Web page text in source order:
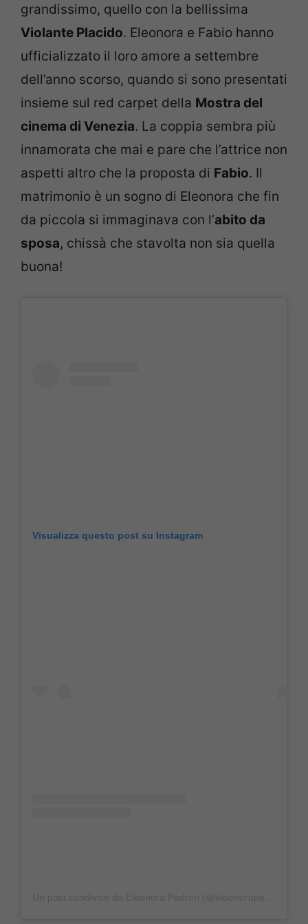
grandissimo, quello con la bellissima
Violante Placido. Eleonora e Fabio hanno
ufficializzato il loro amore a settembre
dell’anno scorso, quando si sono presentati
insieme sul red carpet della Mostra del
cinema di Venezia. La coppia sembra più
innamorata che mai e pare che l’attrice non
aspetti altro che la proposta di Fabio. Il
matrimonio è un sogno di Eleonora che fin
da piccola si immaginava con l’abito da
sposa, chissà che stavolta non sia quella
buona!
Visualizza questo post su Instagram